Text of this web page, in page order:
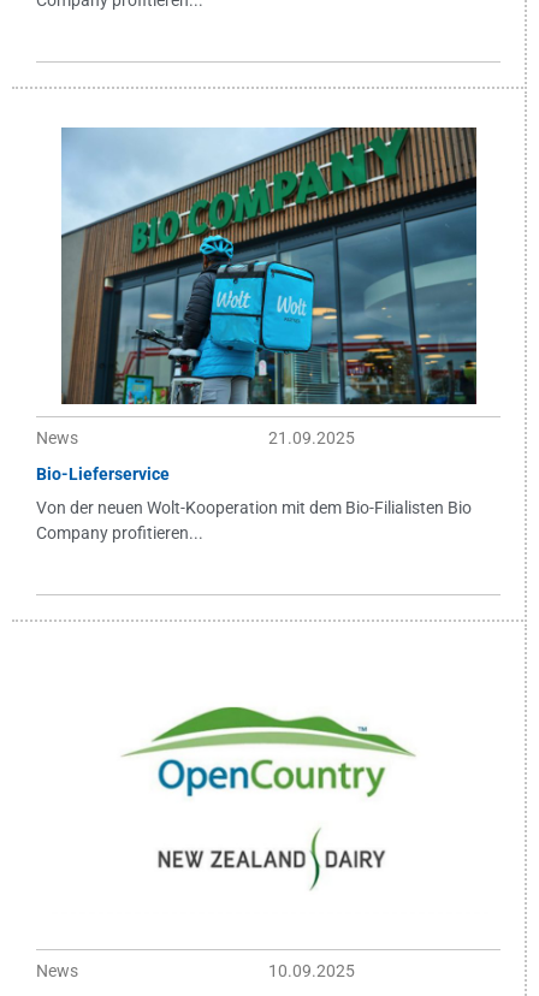
News
21.09.2025
Bio-Lieferservice
Von der neuen Wolt-Kooperation mit dem Bio-Filialisten Bio
Company profitieren...
News
10.09.2025